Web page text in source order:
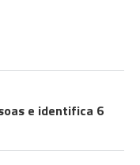
e identifica 6